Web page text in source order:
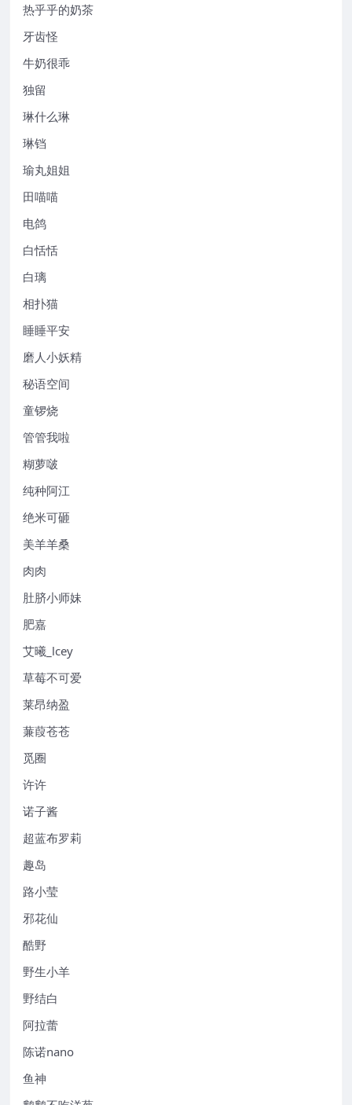
热乎乎的奶茶
牙齿怪
牛奶很乖
独留
琳什么琳
琳铛
瑜丸姐姐
田喵喵
电鸽
白恬恬
白璃
相扑猫
睡睡平安
磨人小妖精
秘语空间
童锣烧
管管我啦
糊萝啵
纯种阿江
绝米可砸
美羊羊桑
肉肉
肚脐小师妹
肥嘉
艾曦_lcey
草莓不可爱
莱昂纳盈
蒹葭苍苍
觅圈
许许
诺子酱
超蓝布罗莉
趣岛
路小莹
邪花仙
酷野
野生小羊
野结白
阿拉蕾
陈诺nano
鱼神